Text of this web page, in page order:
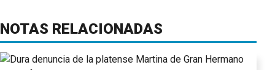
NOTAS RELACIONADAS